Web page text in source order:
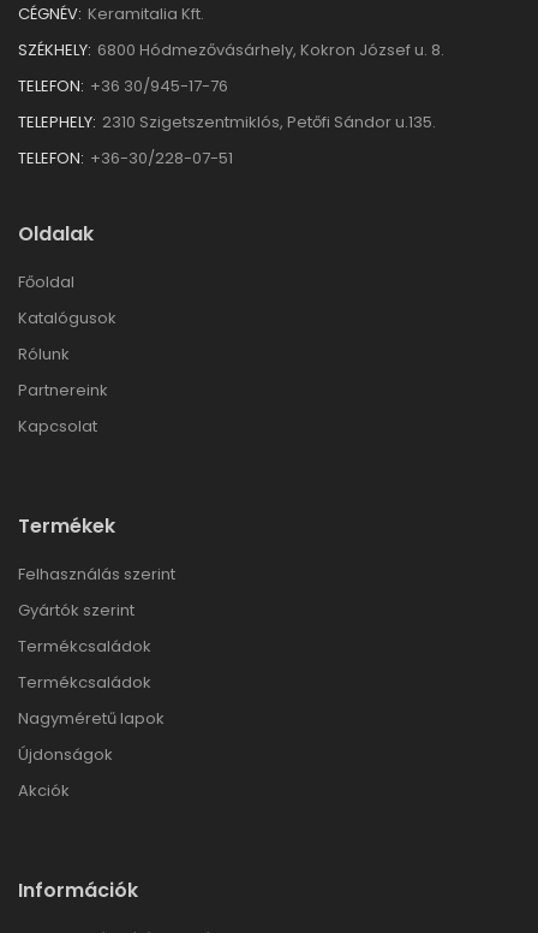
CÉGNÉV: Keramitalia Kft.
SZÉKHELY: 6800 Hódmezővásárhely, Kokron József u. 8.
TELEFON: +36 30/945-17-76
TELEPHELY: 2310 Szigetszentmiklós, Petőfi Sándor u.135.
TELEFON: +36-30/228-07-51
Oldalak
Főoldal
Katalógusok
Rólunk
Partnereink
Kapcsolat
Termékek
Felhasználás szerint
Gyártók szerint
Termékcsaládok
Termékcsaládok
Nagyméretű lapok
Újdonságok
Akciók
Információk